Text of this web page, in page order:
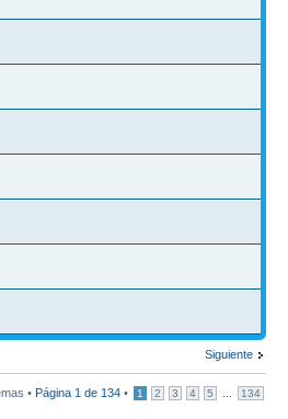
Siguiente
• Página 1 de 134 • 1 2 3 4 5 134